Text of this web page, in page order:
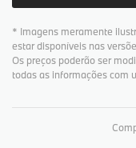
* Imagens meramente
estar disponíveis nas
Os preços poderão ser
todas as informações com